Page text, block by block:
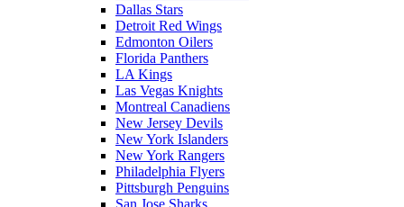
Dallas Stars
Detroit Red Wings
Edmonton Oilers
Florida Panthers
LA Kings
Las Vegas Knights
Montreal Canadiens
New Jersey Devils
New York Islanders
New York Rangers
Philadelphia Flyers
Pittsburgh Penguins
San Jose Sharks